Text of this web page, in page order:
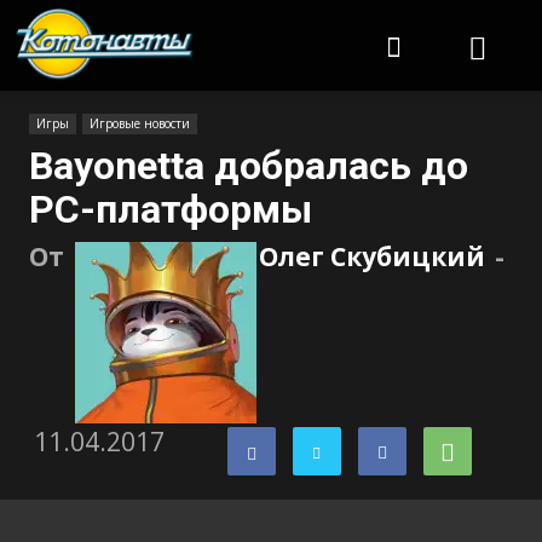
Игры Игровые новости
Bayonetta добралась до
PC-платформы
От Олег Скубицкий -
11.04.2017